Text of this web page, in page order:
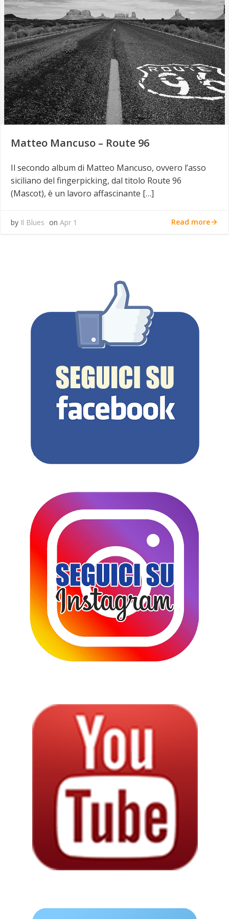
Matteo Mancuso – Route 96
Il secondo album di Matteo Mancuso, ovvero l’asso
siciliano del fingerpicking, dal titolo Route 96
(Mascot), è un lavoro affascinante […]
by Il Blues on Apr 1 Read more